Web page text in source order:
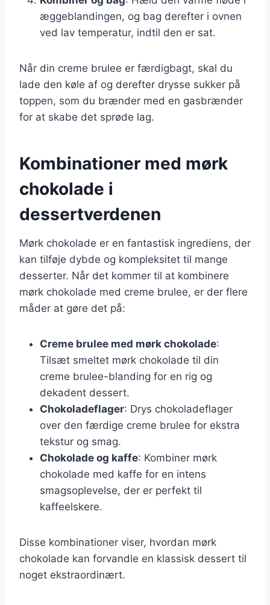
æggeblandingen, og bag derefter i ovnen
ved lav temperatur, indtil den er sat.
Når din creme brulee er færdigbagt, skal du
lade den køle af og derefter drysse sukker på
toppen, som du brænder med en gasbrænder
for at skabe det sprøde lag.
Kombinationer med mørk
chokolade i
dessertverdenen
Mørk chokolade er en fantastisk ingrediens, der
kan tilføje dybde og kompleksitet til mange
desserter. Når det kommer til at kombinere
mørk chokolade med creme brulee, er der flere
måder at gøre det på:
Creme brulee med mørk chokolade:
Tilsæt smeltet mørk chokolade til din
creme brulee-blanding for en rig og
dekadent dessert.
Chokoladeflager: Drys chokoladeflager
over den færdige creme brulee for ekstra
tekstur og smag.
Chokolade og kaffe: Kombiner mørk
chokolade med kaffe for en intens
smagsoplevelse, der er perfekt til
kaffeelskere.
Disse kombinationer viser, hvordan mørk
chokolade kan forvandle en klassisk dessert til
noget ekstraordinært.